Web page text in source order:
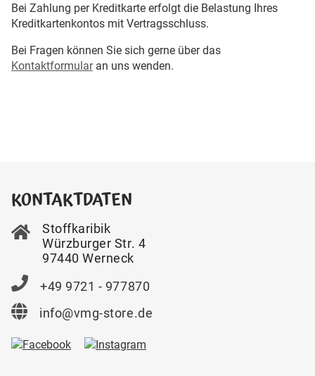
Bei Zahlung per Kreditkarte erfolgt die Belastung Ihres
Kreditkartenkontos mit Vertragsschluss.
Bei Fragen können Sie sich gerne über das
Kontaktformularan uns wenden.
KONTAKTDATEN
Stoffkaribik
Würzburger Str. 4
97440 Werneck
+49 9721 - 977870
info@vmg-store.de